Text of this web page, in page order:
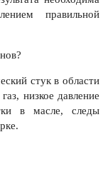
правильной
стук в области
низкое давление
в масле, следы